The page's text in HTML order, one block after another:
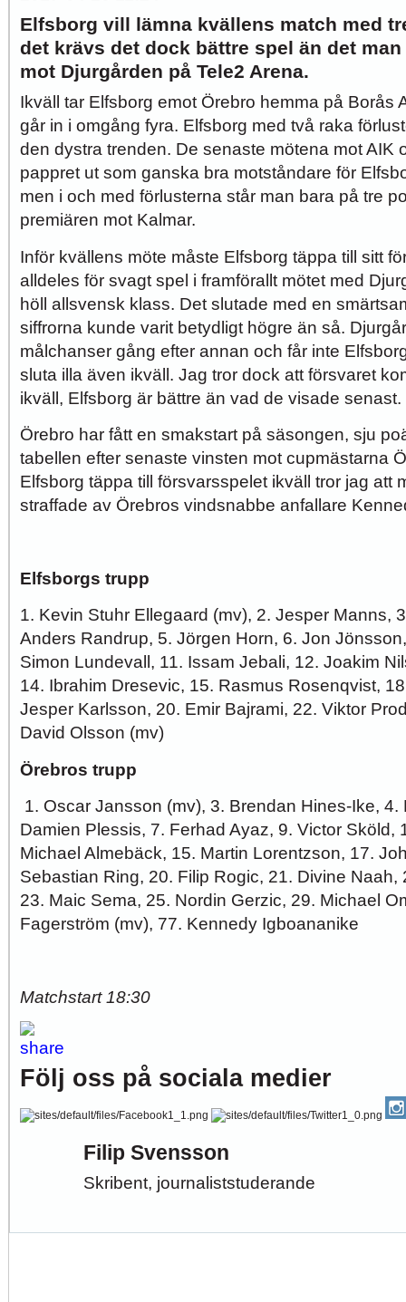
Elfsborg vill lämna kvällens match med
det krävs det dock bättre spel än det
mot Djurgården på Tele2 Arena.
Ikväll tar Elfsborg emot Örebro hemma på Borås
går in i omgång fyra. Elfsborg med två raka
den dystra trenden. De senaste mötena mot AIK
pappret ut som ganska bra motståndare för
men i och med förlusterna står man bara på tre
premiären mot Kalmar.
Inför kvällens möte måste Elfsborg täppa till sitt
alldeles för svagt spel i framförallt mötet med
höll allsvensk klass. Det slutade med en
siffrorna kunde varit betydligt högre än så.
målchanser gång efter annan och får inte
sluta illa även ikväll. Jag tror dock att försvaret
ikväll, Elfsborg är bättre än vad de visade senast.
Örebro har fått en smakstart på säsongen, sju
tabellen efter senaste vinsten mot cupmästarna
Elfsborg täppa till försvarsspelet ikväll tror jag att
straffade av Örebros vindsnabbe anfallare
Elfsborgs trupp
1. Kevin Stuhr Ellegaard (mv), 2. Jesper Manns,
Anders Randrup, 5. Jörgen Horn, 6. Jon
Simon Lundevall, 11. Issam Jebali, 12. Joakim
14. Ibrahim Dresevic, 15. Rasmus Rosenqvist,
Jesper Karlsson, 20. Emir Bajrami, 22. Viktor
David Olsson (mv)
Örebros trupp
1. Oscar Jansson (mv), 3. Brendan Hines-Ike,
Damien Plessis, 7. Ferhad Ayaz, 9. Victor Sköld,
Michael Almebäck, 15. Martin Lorentzson, 17.
Sebastian Ring, 20. Filip Rogic, 21. Divine Naah,
23. Maic Sema, 25. Nordin Gerzic, 29. Michael
Fagerström (mv), 77. Kennedy Igboananike
Matchstart 18:30
Följ oss på sociala medier
Filip Svensson
Skribent, journaliststuderande